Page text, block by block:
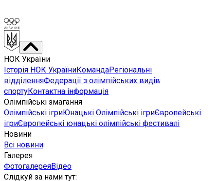
НОК України
Історія НОК УкраїниКомандаРегіональні
відділенняФедерації з олімпійських видів
спортуКонтактна інформація
Олімпійські змагання
Олімпійські ігриЮнацькі Олімпійські ігриЄвропейські
ігриЄвропейські юнацькі олімпійські фестивалі
Новини
Всі новини
Галерея
ФотогалереяВідео
Слідкуй за нами тут: